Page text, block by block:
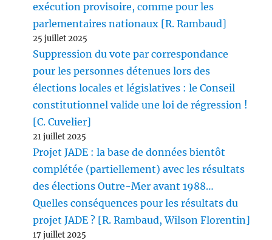
exécution provisoire, comme pour les
parlementaires nationaux [R. Rambaud]
25 juillet 2025
Suppression du vote par correspondance
pour les personnes détenues lors des
élections locales et législatives : le Conseil
constitutionnel valide une loi de régression !
[C. Cuvelier]
21 juillet 2025
Projet JADE : la base de données bientôt
complétée (partiellement) avec les résultats
des élections Outre-Mer avant 1988…
Quelles conséquences pour les résultats du
projet JADE ? [R. Rambaud, Wilson Florentin]
17 juillet 2025